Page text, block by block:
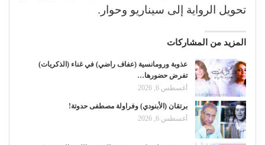
تحويل الرواية إلى سيناريو وحوار.
المزيد من المشاركات
عذوبة ورومانسية (عفاف راضي) في غناء (الذكريات)
تفرض حضورها…
أغسطس 6, 2026
برتقان (الأبنودي) وفراولة مصطفى حدوتة!
أغسطس 6, 2026